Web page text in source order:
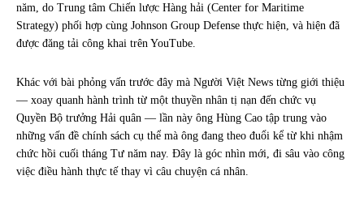
năm, do Trung tâm Chiến lược Hàng hải (Center for Maritime
Strategy) phối hợp cùng Johnson Group Defense thực hiện, và hiện đã
được đăng tải công khai trên YouTube.
Khác với bài phỏng vấn trước đây mà Người Việt News từng giới thiệu
— xoay quanh hành trình từ một thuyền nhân tị nạn đến chức vụ
Quyền Bộ trưởng Hải quân — lần này ông Hùng Cao tập trung vào
những vấn đề chính sách cụ thể mà ông đang theo đuổi kể từ khi nhậm
chức hồi cuối tháng Tư năm nay. Đây là góc nhìn mới, đi sâu vào công
việc điều hành thực tế thay vì câu chuyện cá nhân.